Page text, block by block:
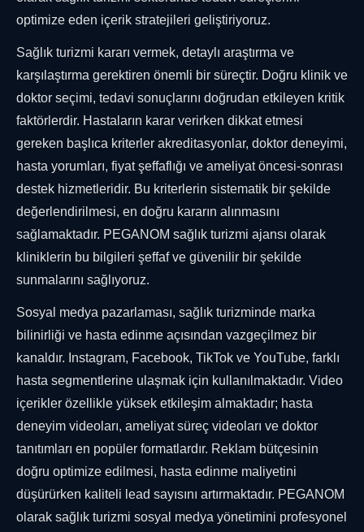
optimize eden içerik stratejileri geliştiriyoruz.
Sağlık turizmi kararı vermek, detaylı araştırma ve
karşılaştırma gerektiren önemli bir süreçtir. Doğru klinik ve
doktor seçimi, tedavi sonuçlarını doğrudan etkileyen kritik
faktörlerdir. Hastaların karar verirken dikkat etmesi
gereken başlıca kriterler akreditasyonlar, doktor deneyimi,
hasta yorumları, fiyat şeffaflığı ve ameliyat öncesi-sonrası
destek hizmetleridir. Bu kriterlerin sistematik bir şekilde
değerlendirilmesi, en doğru kararın alınmasını
sağlamaktadır. PEGANOM sağlık turizmi ajansı olarak
kliniklerin bu bilgileri şeffaf ve güvenilir bir şekilde
sunmalarını sağlıyoruz.
Sosyal medya pazarlaması, sağlık turizminde marka
bilinirliği ve hasta edinme açısından vazgeçilmez bir
kanaldır. Instagram, Facebook, TikTok ve YouTube, farklı
hasta segmentlerine ulaşmak için kullanılmaktadır. Video
içerikler özellikle yüksek etkileşim almaktadır; hasta
deneyim videoları, ameliyat süreç videoları ve doktor
tanıtımları en popüler formatlardır. Reklam bütçesinin
doğru optimize edilmesi, hasta edinme maliyetini
düşürürken kaliteli lead sayısını artırmaktadır. PEGANOM
olarak sağlık turizmi sosyal medya yönetimini profesyonel